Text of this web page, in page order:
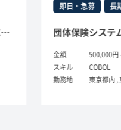
長期
団体保険システムの開発
500,000円～
COBOL
東京都内 , 東京都23区 , 新宿